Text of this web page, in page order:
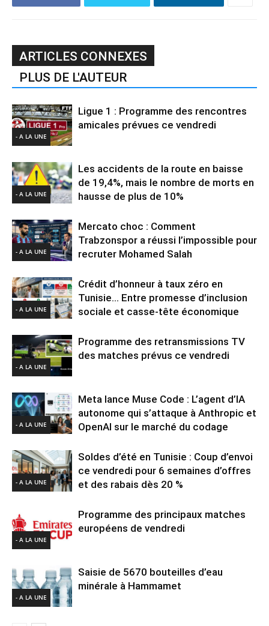
ARTICLES CONNEXES
PLUS DE L'AUTEUR
- A LA UNE
Ligue 1 : Programme des rencontres
amicales prévues ce vendredi
- A LA UNE
Les accidents de la route en baisse
de 19,4%, mais le nombre de morts en
hausse de plus de 10%
- A LA UNE
Mercato choc : Comment
Trabzonspor a réussi l’impossible pour
recruter Mohamed Salah
- A LA UNE
Crédit d’honneur à taux zéro en
Tunisie… Entre promesse d’inclusion
sociale et casse-tête économique
- A LA UNE
Programme des retransmissions TV
des matches prévus ce vendredi
- A LA UNE
Meta lance Muse Code : L’agent d’IA
autonome qui s’attaque à Anthropic et
OpenAI sur le marché du codage
- A LA UNE
Soldes d’été en Tunisie : Coup d’envoi
ce vendredi pour 6 semaines d’offres
et des rabais dès 20 %
- A LA UNE
Programme des principaux matches
européens de vendredi
- A LA UNE
Saisie de 5670 bouteilles d’eau
minérale à Hammamet